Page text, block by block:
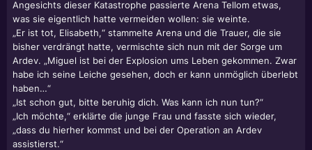
Angesichts dieser Katastrophe passierte Arena Tellom etwas,
was sie eigentlich hatte vermeiden wollen: sie weinte.
„Er ist tot, Elisabeth,“ stammelte Arena und die Trauer, die sie
bisher verdrängt hatte, vermischte sich nun mit der Sorge um
Ardev. „Miguel ist bei der Explosion ums Leben gekommen. Zwar
habe ich seine Leiche gesehen, doch er kann unmöglich überlebt
haben…“
„Ist schon gut, bitte beruhig dich. Was kann ich nun tun?“
„Ich möchte,“ erklärte die junge Frau und fasste sich wieder,
„dass du hierher kommst und bei der Operation an Ardev
assistierst.“